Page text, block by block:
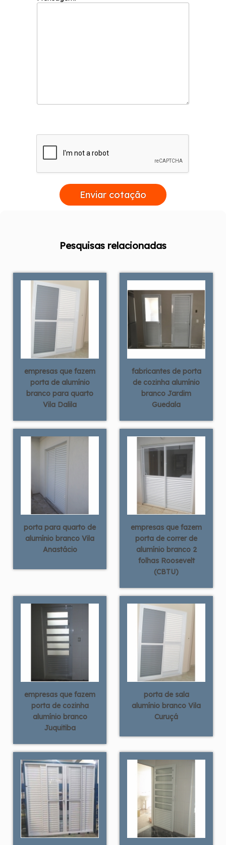
Enviar cotação
Pesquisas relacionadas
empresas que fazem
porta de alumínio
branco para quarto
Vila Dalila
fabricantes de porta
de cozinha alumínio
branco Jardim
Guedala
porta para quarto de
alumínio branco Vila
Anastácio
empresas que fazem
porta de correr de
alumínio branco 2
folhas Roosevelt
(CBTU)
empresas que fazem
porta de cozinha
alumínio branco
Juquitiba
porta de sala
alumínio branco Vila
Curuçá